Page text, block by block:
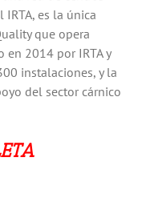
es la única
que opera
en 2014 por IRTA y
instalaciones, y la
del sector cárnico